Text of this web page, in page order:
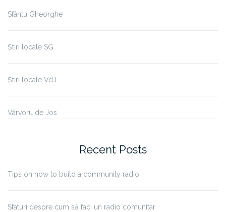
Sfântu Gheorghe
Știri locale SG
Știri locale VdJ
Vârvoru de Jos
Recent Posts
Tips on how to build a community radio
Sfaturi despre cum să faci un radio comunitar